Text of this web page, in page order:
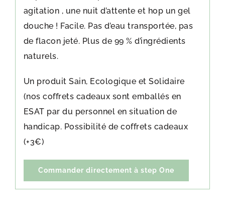
agitation , une nuit d’attente et hop un gel
douche ! Facile. Pas d’eau transportée, pas
de flacon jeté. Plus de 99 % d’ingrédients
naturels.
Un produit Sain, Ecologique et Solidaire
(nos coffrets cadeaux sont emballés en
ESAT par du personnel en situation de
handicap. Possibilité de coffrets cadeaux
(+3€)
Commander directement à step One